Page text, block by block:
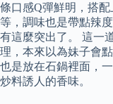
條口感Q彈鮮明，搭
等，調味也是帶點辣
有這麼突出了。 這一
理，本來以為妹子會
也是放在石鍋裡面，
炒料誘人的香味。